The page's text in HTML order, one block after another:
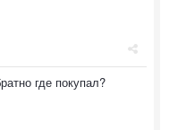
где покупал?